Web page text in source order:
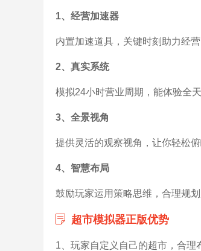
1、经营加速器
内置加速道具，关键时刻助力经
2、真实系统
模拟24小时营业周期，能体验全
3、全景视角
提供灵活的观察视角，让你轻松
4、智慧布局
鼓励玩家运用策略思维，合理规
超市模拟器正版优势
1、玩家自定义自己的超市，合理